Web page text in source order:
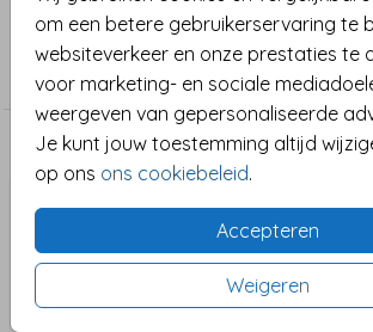
om een betere gebruikerservaring te
websiteverkeer en onze prestaties te
voor marketing- en sociale
weergeven van gepersonaliseerde
Je kunt jouw toestemming altijd
op ons ons cookiebeleid.
Accepteren
Weigeren
De sticker is eenvoudig te
eigen naam of illustratie.
Tip: Bij 35 mm ontvang je 25 stickers
formaten zijn perfect voor enveloppen,
voor op een bedankje of
Collectie
Sluitzegel
Maak het compleet